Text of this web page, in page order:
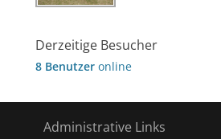
Derzeitige Besucher
8 Benutzer online
Administrative Links